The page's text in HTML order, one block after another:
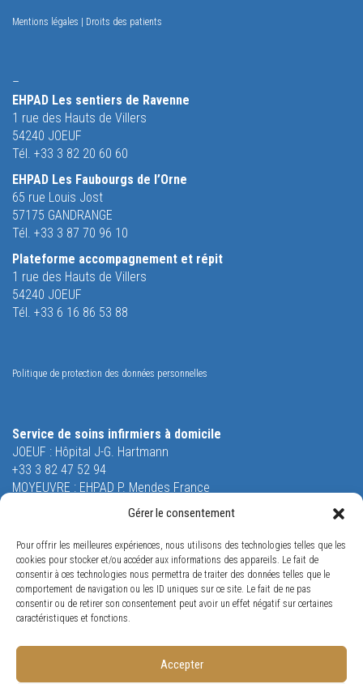
Gérer le consentement
Pour offrir les meilleures expériences, nous utilisons des technologies telles que les
cookies pour stocker et/ou accéder aux informations des appareils. Le fait de
consentir à ces technologies nous permettra de traiter des données telles que le
comportement de navigation ou les ID uniques sur ce site. Le fait de ne pas
consentir ou de retirer son consentement peut avoir un effet négatif sur certaines
caractéristiques et fonctions.
Accepter
Mentions légales Droits des patients
–
EHPAD Les sentiers de Ravenne
1 rue des Hauts de Villers
54240 JOEUF
Tél. +33 3 82 20 60 60
EHPAD Les Faubourgs de l’Orne
65 rue Louis Jost
57175 GANDRANGE
Tél. +33 3 87 70 96 10
Plateforme accompagnement et répit
1 rue des Hauts de Villers
54240 JOEUF
Tél. +33 6 16 86 53 88
Politique de protection des données personnelles
Service de soins infirmiers à domicile
JOEUF : Hôpital J-G. Hartmann
+33 3 82 47 52 94
MOYEUVRE : EHPAD P. Mendes France
26 rue Saint-Robert
54240 JOEUF
Tél. +33 3 82 47 53 53
Orne Restauration
65 rue Louis Jost
57175 GANDRANGE